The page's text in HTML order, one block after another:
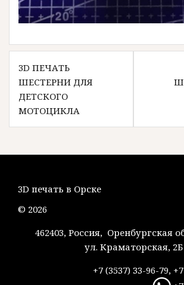
Навигация
по
записям
3D ПЕЧАТЬ
ШЕСТЕРНИ ДЛЯ
ДЕТСКОГО
МОТОЦИКЛА
3D печать в Орске
© 2026
462403, Россия, Оренбургская
ул. Краматорская, 2Б
+7 (3537) 33-96-79,